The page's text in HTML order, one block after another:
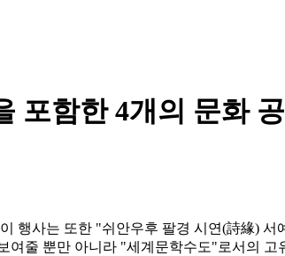
포함한 4개의 문화
행사는 또한 "쉬안우후 팔경 시연(詩緣)
줄 뿐만 아니라 "세계문학수도"로서의